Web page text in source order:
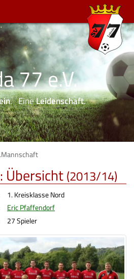
77 e.V.
. EineLeidenschaft.
Übersicht(2013/14)
1. Kreisklasse Nord
Eric Pfaffendorf
27 Spieler